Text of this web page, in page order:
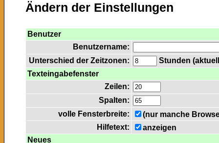
Ändern der Einstellungen
Benutzer
Benutzername:
Unterschied der Zeitzonen:
Stunden
Texteingabefenster
Zeilen:
Spalten:
volle Fensterbreite:
(nur manche
Hilfetext:
anzeigen
Neues